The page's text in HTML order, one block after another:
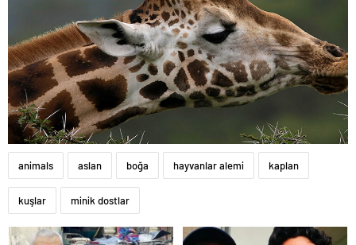
animals aslan boğa hayvanlar alemi kaplan
kuşlar minik dostlar